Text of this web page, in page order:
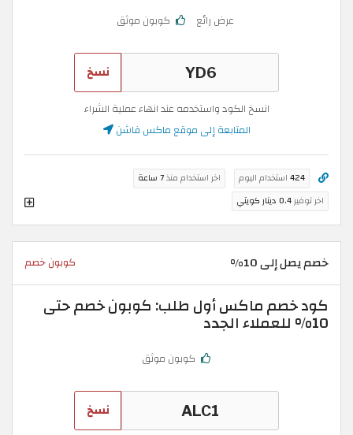
عرض رائع كوبون موثق
نسخ
انسخ الكود واستخدمه عند انهاء عملية الشراء
المتابعة إلى موقع ماكس فاشن
424 استخدام اليوم اخر استخدام منذ7 ساعة
اخر توفير0.4 دينار كويتي
خصم يصل إلى 10% كوبون خصم
كود خصم ماكس أول طلب: كوبون خصم حتى
10% للعملاء الجدد
كوبون موثق
نسخ